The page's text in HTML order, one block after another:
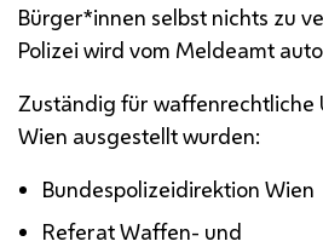
Bürger*innen selbst nichts zu
Polizei wird vom Meldeamt
Zuständig für waffenrechtliche
Wien ausgestellt wurden:
Bundespolizeidirektion Wien
Referat Waffen- und